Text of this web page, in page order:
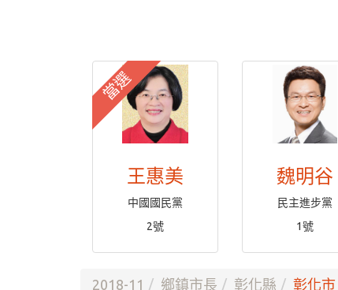
當選
王惠美
中國國民黨
2號
魏明谷
民主進步黨
1號
2018-11 鄉鎮市長 彰化縣 彰化市